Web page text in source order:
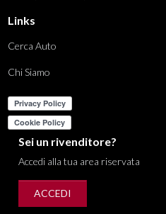
Links
Cerca Auto
Chi Siamo
Sei un rivenditore?
Accedi alla tua area riservata
ACCEDI